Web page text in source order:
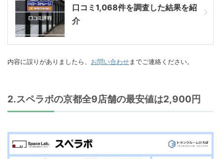
口コミ1,068件を調査した結果を紹
介
内容に誤りがありましたら、 お問い合わせまでご連絡ください。
2.スペラボの京都全9店舗の最安値は2,900円